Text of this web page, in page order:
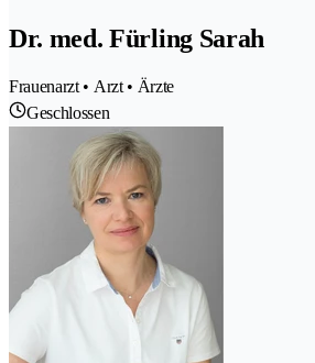
Dr. med. Fürling Sarah
Frauenarzt • Arzt • Ärzte
Geschlossen